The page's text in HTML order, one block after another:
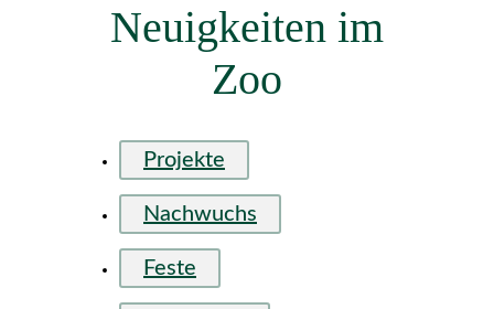
Neuigkeiten im
Zoo
Projekte
Nachwuchs
Feste